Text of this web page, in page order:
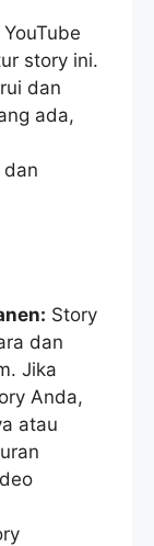
YouTube
story ini.
dan
ada,
dan
Story
dan
Jika
Anda,
atau